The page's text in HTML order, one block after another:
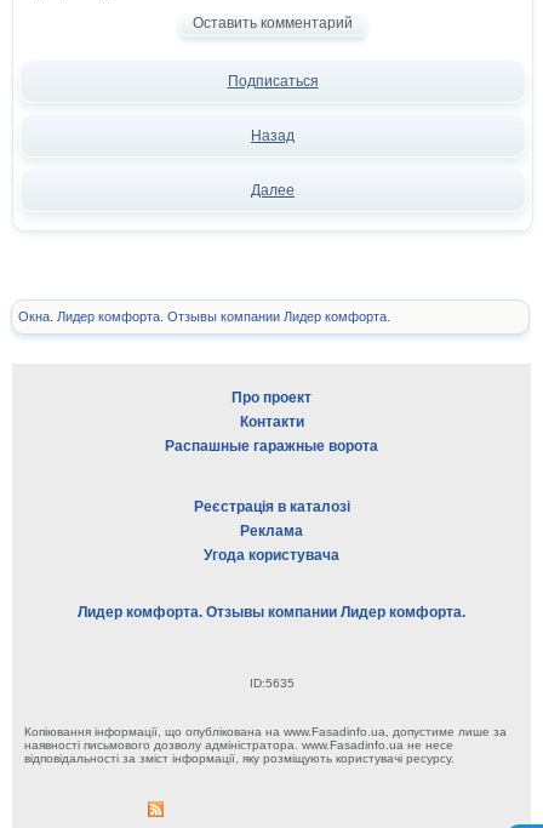
Оставить комментарий
Подписаться
Назад
Далее
Окна. Лидер комфорта. Отзывы компании Лидер комфорта.
Про проект
Контакти
Распашные гаражные ворота
Реєстрація в каталозі
Реклама
Угода користувача
Лидер комфорта. Отзывы компании Лидер комфорта.
ID:5635
Копіювання інформації, що опублікована на www.Fasadinfo.ua, допустиме лише за
наявності письмового дозволу адміністратора. www.Fasadinfo.ua не несе
відповідальності за зміст інформації, яку розміщують користувачі ресурсу.